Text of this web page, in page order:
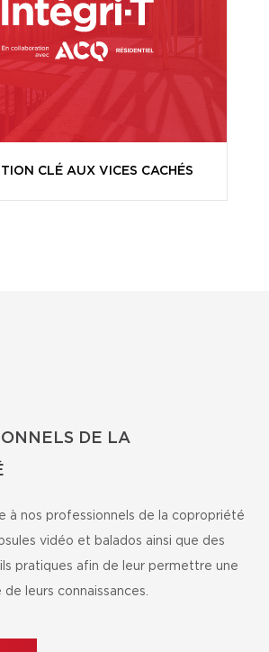
CLÉ AUX VICES CACHÉS
DE LA
à nos professionnels de la copropriété
vidéo et balados ainsi que des
pratiques afin de leur permettre une
leurs connaissances.